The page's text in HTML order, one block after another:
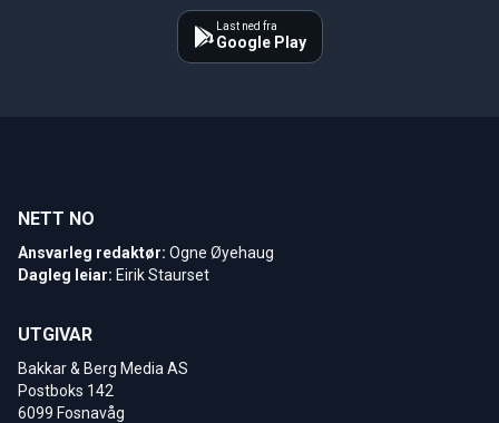
Last ned fra
Google Play
NETT NO
Ansvarleg redaktør: Ogne Øyehaug
Dagleg leiar: Eirik Staurset
UTGIVAR
Bakkar & Berg Media AS
Postboks 142
6099 Fosnavåg